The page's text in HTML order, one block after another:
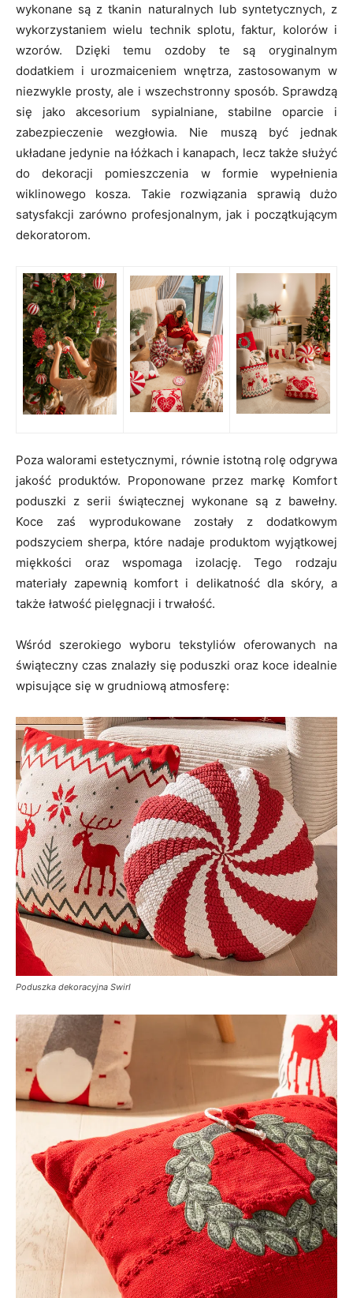
wykonane są z tkanin naturalnych lub syntetycznych, z
wykorzystaniem wielu technik splotu, faktur, kolorów i
wzorów. Dzięki temu ozdoby te są oryginalnym
dodatkiem i urozmaiceniem wnętrza, zastosowanym w
niezwykle prosty, ale i wszechstronny sposób. Sprawdzą
się jako akcesorium sypialniane, stabilne oparcie i
zabezpieczenie wezgłowia. Nie muszą być jednak
układane jedynie na łóżkach i kanapach, lecz także służyć
do dekoracji pomieszczenia w formie wypełnienia
wiklinowego kosza. Takie rozwiązania sprawią dużo
satysfakcji zarówno profesjonalnym, jak i początkującym
dekoratorom.
Poza walorami estetycznymi, równie istotną rolę odgrywa
jakość produktów. Proponowane przez markę Komfort
poduszki z serii świątecznej wykonane są z bawełny.
Koce zaś wyprodukowane zostały z dodatkowym
podszyciem sherpa, które nadaje produktom wyjątkowej
miękkości oraz wspomaga izolację. Tego rodzaju
materiały zapewnią komfort i delikatność dla skóry, a
także łatwość pielęgnacji i trwałość.
Wśród szerokiego wyboru tekstyliów oferowanych na
świąteczny czas znalazły się poduszki oraz koce idealnie
wpisujące się w grudniową atmosferę:
Poduszka dekoracyjna Swirl